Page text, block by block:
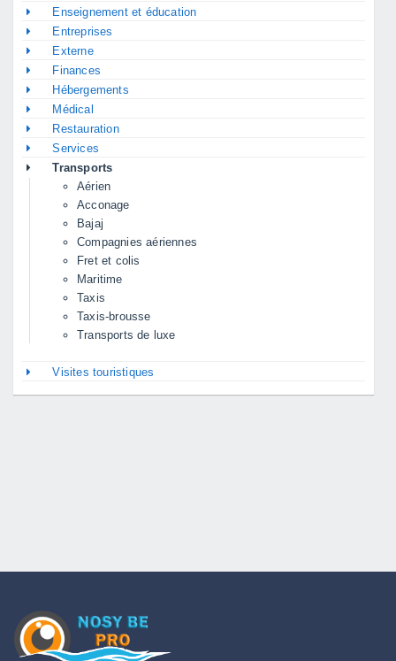
Enseignement et éducation
Entreprises
Externe
Finances
Hébergements
Médical
Restauration
Services
Transports
Aérien
Acconage
Bajaj
Compagnies aériennes
Fret et colis
Maritime
Taxis
Taxis-brousse
Transports de luxe
Visites touristiques